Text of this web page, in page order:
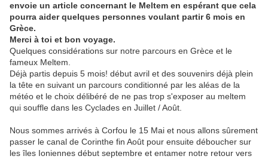
envoie un article concernant le Meltem en espérant que cela
pourra aider quelques personnes voulant partir 6 mois en
Grèce.
Merci à toi et bon voyage.
Quelques considérations sur notre parcours en Grèce et le
fameux Meltem.
Déjà partis depuis 5 mois! début avril et des souvenirs déjà plein
la tête en suivant un parcours conditionné par les aléas de la
météo et le choix délibéré de ne pas trop s'exposer au meltem
qui souffle dans les Cyclades en Juillet / Août.
Nous sommes arrivés à Corfou le 15 Mai et nous allons sûrement
passer le canal de Corinthe fin Août pour ensuite déboucher sur
les îles Ioniennes début septembre et entamer notre retour vers